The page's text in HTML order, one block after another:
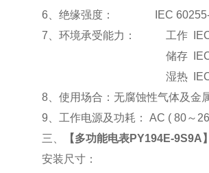
6
绝缘强度： IEC 60255-5
7
环境承受能力： 工作
储存
湿热
8 、使用场合：无腐蚀性气体及金
9 、工作电源及功耗： AC ( 80～
三、
【多功能电表PY194E-9S9A 】
安装尺寸：